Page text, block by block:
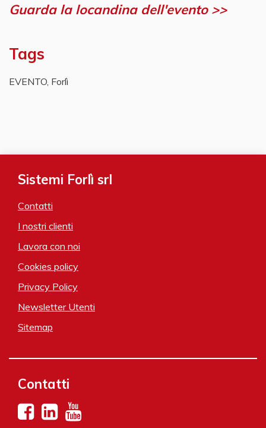
Guarda la locandina dell'evento >>
Tags
EVENTO Forlì
Sistemi Forlì srl
Contatti
I nostri clienti
Lavora con noi
Cookies policy
Privacy Policy
Newsletter Utenti
Sitemap
Contatti